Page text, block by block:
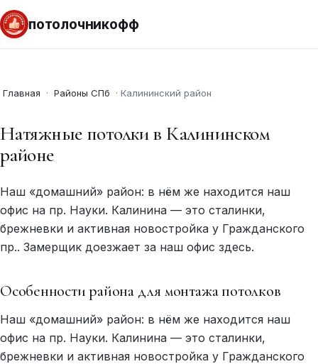
потолочникофф
Главная · Районы СПб · Калининский район
Натяжные потолки в Калининском
районе
Наш «домашний» район: в нём же находится наш
офис на пр. Науки. Калинина — это сталинки,
брежневки и активная новостройка у Гражданского
пр.. Замерщик доезжает за наш офис здесь.
Особенности района для монтажа потолков
Наш «домашний» район: в нём же находится наш
офис на пр. Науки. Калинина — это сталинки,
брежневки и активная новостройка у Гражданского